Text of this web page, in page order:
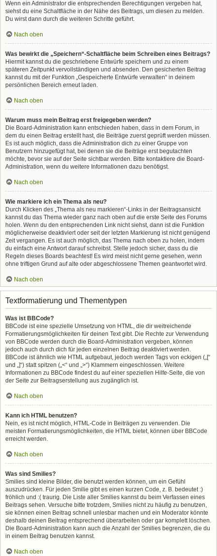
Wenn ein Administrator die entsprechenden Berechtigungen vergeben hat,
siehst du eine Schaltfläche in der Nähe des Beitrags, um diesen zu melden.
Du wirst dann durch die weiteren Schritte geführt.
Nach oben
Was bewirkt die „Speichern“-Schaltfläche beim Schreiben eines Beitrags?
Hiermit kannst du die geschriebene Entwürfe speichern und zu einem
späteren Zeitpunkt vervollständigen und absenden. Den gesicherten Beitrag
kannst du mit der Funktion „Gespeicherte Entwürfe verwalten“ in deinem
persönlichen Bereich erneut laden.
Nach oben
Warum muss mein Beitrag erst freigegeben werden?
Die Board-Administration kann entschieden haben, dass in dem Forum, in
dem du einen Beitrag erstellt hast, die Beiträge zuerst geprüft werden müssen.
Es ist auch möglich, dass die Administration dich zu einer Gruppe von
Benutzern hinzugefügt hat, bei denen sie die Beiträge erst begutachten
möchte, bevor sie auf der Seite sichtbar werden. Bitte kontaktiere die Board-
Administration, wenn du weitere Informationen dazu benötigst.
Nach oben
Wie markiere ich ein Thema als neu?
Durch Klicken des „Thema als neu markieren“-Links in der Beitragsansicht
kannst du das Thema wieder ganz nach oben auf die erste Seite des Forums
holen. Wenn du den entsprechenden Link nicht siehst, dann ist die Funktion
möglicherweise deaktiviert oder seit der letzten Markierung ist nicht genügend
Zeit vergangen. Es ist auch möglich, das Thema nach oben zu holen, indem
du einfach eine Antwort darauf schreibst. Stelle jedoch sicher, dass du die
Regeln dieses Boards beachtest! Es wird meist nicht gerne gesehen, wenn
ohne triftigen Grund auf alte oder abgeschlossene Themen geantwortet wird.
Nach oben
Textformatierung und Thementypen
Was ist BBCode?
BBCode ist eine spezielle Umsetzung von HTML, die dir weitreichende
Formatierungsmöglichkeiten für deinen Text gibt. Die Rechte zur Verwendung
von BBCode werden durch die Board-Administration vergeben, können
jedoch auch durch dich für jeden einzelnen Beitrag deaktiviert werden.
BBCode ist ähnlich wie HTML aufgebaut, jedoch werden Tags von eckigen („[“
und „]“) statt spitzen („<“ und „>“) Klammern eingeschlossen. Weitere
Informationen zu BBCode findest du auf einer speziellen Hilfe-Seite, die von
der Seite zur Beitragserstellung aus zugänglich ist.
Nach oben
Kann ich HTML benutzen?
Nein, es ist nicht möglich, HTML-Code in Beiträgen zu verwenden. Die
meisten Formatierungsmöglichkeiten, die HTML bietet, können über BBCode
erreicht werden.
Nach oben
Was sind Smilies?
Smilies sind kleine Bilder, die benutzt werden können, um ein Gefühl
auszudrücken. Für jeden Smilie gibt es einen kurzen Code, z. B. bedeutet :)
fröhlich und :( traurig. Die Liste aller Smilies kannst du beim Verfassen eines
Beitrags sehen. Versuche bitte trotzdem, Smilies nicht zu häufig zu benutzen,
sie können einen Beitrag schnell unlesbar machen und ein Moderator könnte
deshalb deinen Beitrag entsprechend überarbeiten oder gar komplett löschen.
Die Board-Administration kann auch die Anzahl der Smilies begrenzen, die du
in einem Beitrag benutzen kannst.
Nach oben